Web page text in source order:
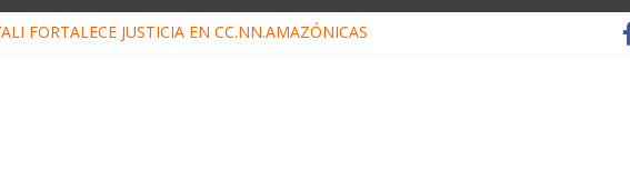
FORTALECE JUSTICIA EN CC.NN.AMAZÓNICAS